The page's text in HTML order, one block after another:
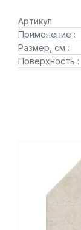
Артикул
Применение :
Размер, см :
Поверхность :